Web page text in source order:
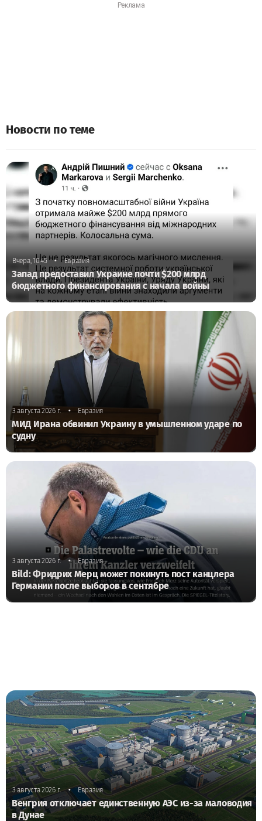
Новости по теме
Вчера, 10:45 • Евразия
Запад предоставил Украине почти $200 млрд
бюджетного финансирования с начала войны
3 августа 2026 г. • Евразия
МИД Ирана обвинил Украину в умышленном ударе по
судну
3 августа 2026 г. • Евразия
Bild: Фридрих Мерц может покинуть пост канцлера
Германии после выборов в сентябре
3 августа 2026 г. • Евразия
Венгрия отключает единственную АЭС из-за маловодия
в Дунае